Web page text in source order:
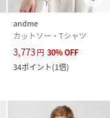
andme
カットソー・Tシャツ
3,773円 30%OFF
34ポイント(1倍)